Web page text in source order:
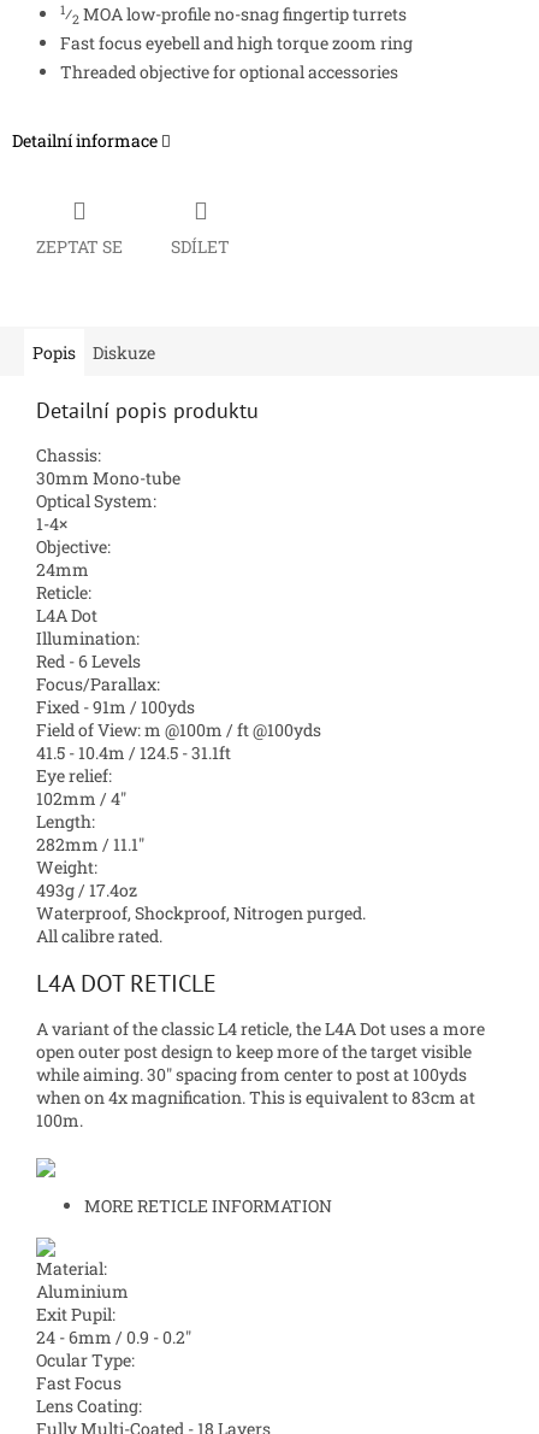
1⁄2 MOA low-profile no-snag fingertip turrets
Fast focus eyebell and high torque zoom ring
Threaded objective for optional accessories
Detailní informace
ZEPTAT SE SDÍLET
Popis Diskuze
Detailní popis produktu
Chassis:
30mm Mono-tube
Optical System:
1-4×
Objective:
24mm
Reticle:
L4A Dot
Illumination:
Red - 6 Levels
Focus/Parallax:
Fixed - 91m / 100yds
Field of View: m @100m / ft @100yds
41.5 - 10.4m / 124.5 - 31.1ft
Eye relief:
102mm / 4″
Length:
282mm / 11.1″
Weight:
493g / 17.4oz
Waterproof, Shockproof, Nitrogen purged.
All calibre rated.
L4A DOT RETICLE
A variant of the classic L4 reticle, the L4A Dot uses a more
open outer post design to keep more of the target visible
while aiming. 30″ spacing from center to post at 100yds
when on 4x magnification. This is equivalent to 83cm at
100m.
MORE RETICLE INFORMATION
Material:
Aluminium
Exit Pupil:
24 - 6mm / 0.9 - 0.2″
Ocular Type:
Fast Focus
Lens Coating:
Fully Multi-Coated - 18 Layers